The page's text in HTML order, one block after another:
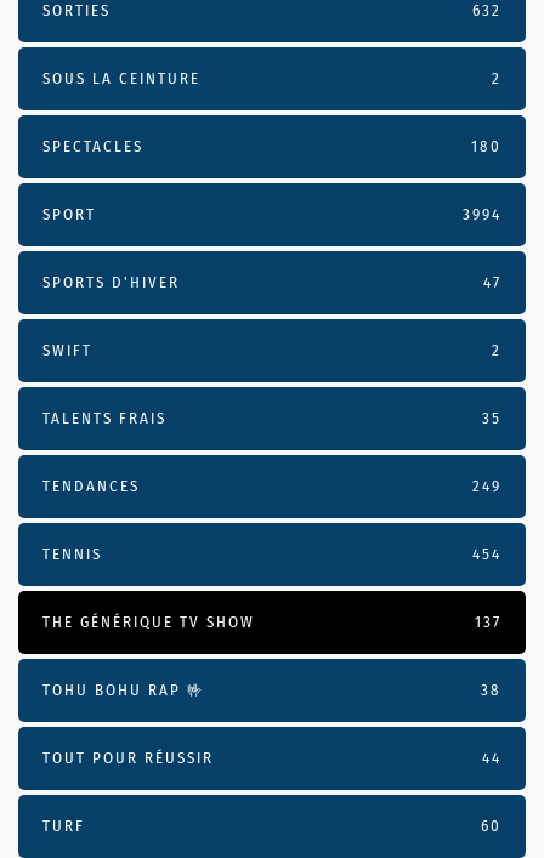
SORTIES 632
SOUS LA CEINTURE 2
SPECTACLES 180
SPORT 3994
SPORTS D'HIVER 47
SWIFT 2
TALENTS FRAIS 35
TENDANCES 249
TENNIS 454
THE GÉNÉRIQUE TV SHOW 137
TOHU BOHU RAP 🤟 38
TOUT POUR RÉUSSIR 44
TURF 60